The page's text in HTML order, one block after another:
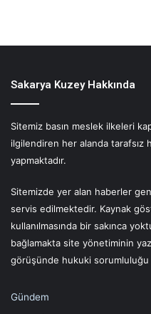
Sakarya Kuzey Hakkında
Sitemiz basın meslek ilkeleri
ilgilendiren her alanda tarafsız
yapmaktadır.
Sitemizde yer alan haberler
servis edilmektedir. Kaynak
kullanılmasında bir sakınca
bağlamakta site yönetiminin
görüşünde hukuki sorumluluğu
Gündem